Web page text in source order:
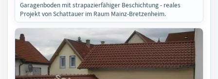
Garagenboden mit strapazierfähiger Beschichtung - reales
Projekt von Schattauer im Raum Mainz-Bretzenheim.